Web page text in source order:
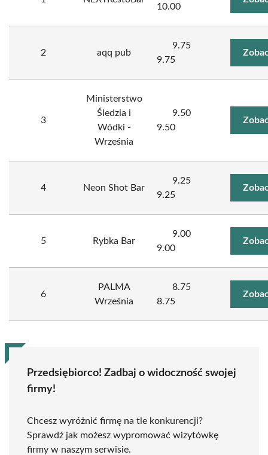
10.00
2 aqq pub
9.75
9.75
3
Ministerstwo
Śledzia i
Wódki -
Września
9.50
9.50
4 Neon Shot Bar
9.25
9.25
5 Rybka Bar
9.00
9.00
6
PALMA
Września
8.75
8.75
Przedsiębiorco! Zadbaj o widoczność swojej
firmy!
Chcesz wyróżnić firmę na tle konkurencji?
Sprawdź jak możesz wypromować wizytówkę
firmy w naszym serwisie.